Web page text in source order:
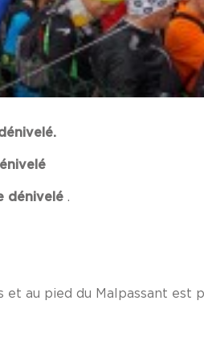
dénivelé .
et au pied du Malpassant est